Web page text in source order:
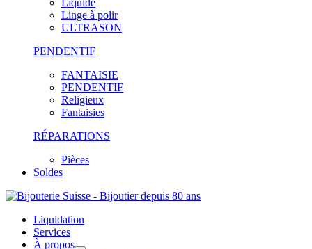
Liquide
Linge à polir
ULTRASON
PENDENTIF
FANTAISIE
PENDENTIF
Religieux
Fantaisies
RÉPARATIONS
Pièces
Soldes
Liquidation
Services
À propos